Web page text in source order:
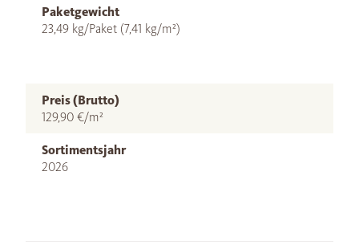
Paketgewicht
23,49 kg/Paket (7,41 kg/m²)
Preis (Brutto)
129,90 €/m²
Sortimentsjahr
2026